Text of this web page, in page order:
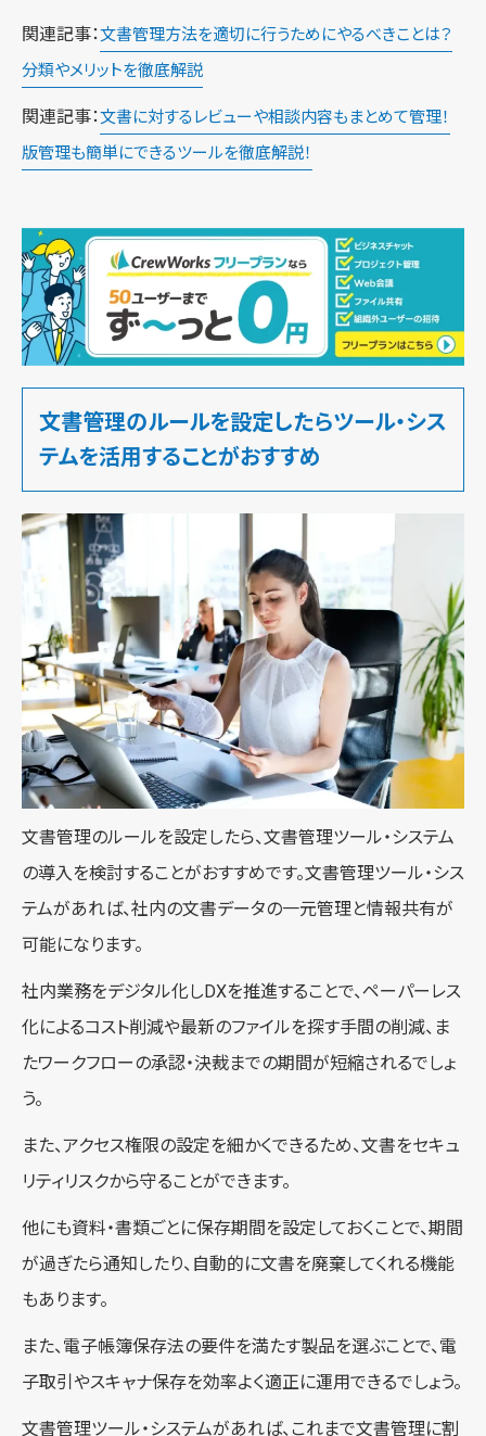
関連記事：文書管理方法を適切に行うためにやるべきことは？
分類やメリットを徹底解説
関連記事：文書に対するレビューや相談内容もまとめて管理！
版管理も簡単にできるツールを徹底解説！
文書管理のルールを設定したらツール・シス
テムを活用することがおすすめ
文書管理のルールを設定したら、文書管理ツール・システム
の導入を検討することがおすすめです。文書管理ツール・シス
テムがあれば、社内の文書データの一元管理と情報共有が
可能になります。
社内業務をデジタル化しDXを推進することで、ペーパーレス
化によるコスト削減や最新のファイルを探す手間の削減、ま
たワークフローの承認・決裁までの期間が短縮されるでしょ
う。
また、アクセス権限の設定を細かくできるため、文書をセキュ
リティリスクから守ることができます。
他にも資料・書類ごとに保存期間を設定しておくことで、期間
が過ぎたら通知したり、自動的に文書を廃棄してくれる機能
もあります。
また、電子帳簿保存法の要件を満たす製品を選ぶことで、電
子取引やスキャナ保存を効率よく適正に運用できるでしょう。
文書管理ツール・システムがあれば、これまで文書管理に割